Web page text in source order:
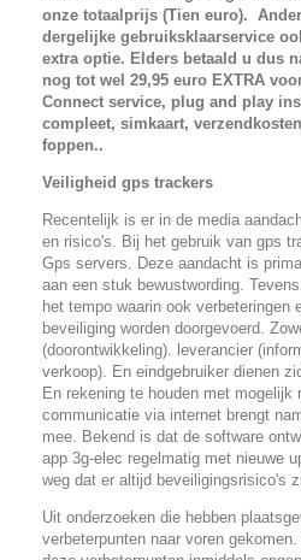
onze totaalprijs (Tien euro).
dergelijke gebruiksklaarservice
extra optie. Elders betaald u dus
nog tot wel 29,95 euro EXTRA
Connect service, plug and play
compleet, simkaart,
foppen..
Veiligheid gps trackers
Recentelijk is er in de media
en risico's. Bij het gebruik van gps
Gps servers. Deze aandacht is
aan een stuk bewustwording.
het tempo waarin ook verbeteringen
beveiliging worden doorgevoerd.
(doorontwikkeling). leverancier
verkoop). En eindgebruiker dienen
En rekening te houden met
communicatie via internet brengt
mee. Bekend is dat de software
app 3g-elec regelmatig met nieuwe
weg dat er altijd beveiligingsrisico's
Uit onderzoeken die hebben
verbeterpunten naar voren